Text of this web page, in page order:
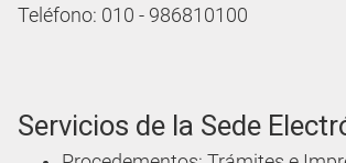
Teléfono: 010 - 986810100
Servicios de la Sede